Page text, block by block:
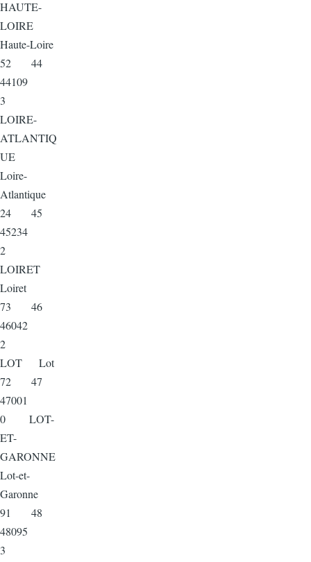
HAUTE-
LOIRE
Haute-Loire
52 44
44109
3
LOIRE-
ATLANTIQ
UE
Loire-
Atlantique
24 45
45234
2
LOIRET
Loiret
73 46
46042
2
LOT Lot
72 47
47001
0 LOT-
ET-
GARONNE
Lot-et-
Garonne
91 48
48095
3